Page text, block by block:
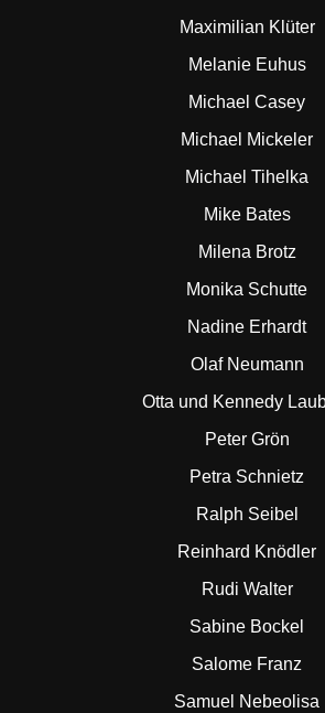
Maximilian Klüter
Melanie Euhus
Michael Casey
Michael Mickeler
Michael Tihelka
Mike Bates
Milena Brotz
Monika Schutte
Nadine Erhardt
Olaf Neumann
Otta und Kennedy
Peter Grön
Petra Schnietz
Ralph Seibel
Reinhard Knödler
Rudi Walter
Sabine Bockel
Salome Franz
Samuel Nebeolisa